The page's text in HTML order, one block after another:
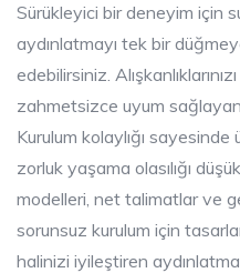
Sürükleyici bir deneyim için su
aydınlatmayı tek bir
edebilirsiniz.
zahmetsizce uyum
Kurulum kolaylığı
zorluk yaşama olasılığı
modelleri, net talimatlar ve
sorunsuz kurulum için
halinizi iyileştiren